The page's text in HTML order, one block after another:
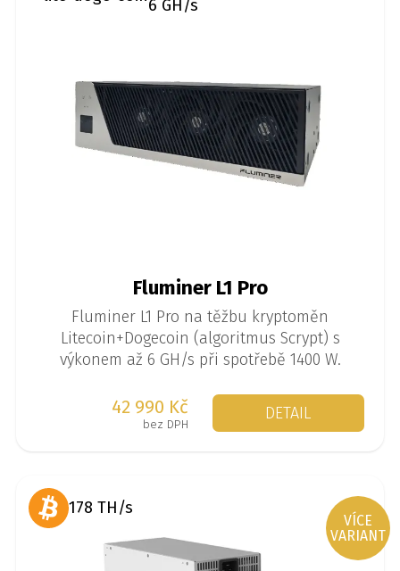
Fluminer L1 Pro
Fluminer L1 Pro na těžbu kryptoměn
Litecoin+Dogecoin (algoritmus Scrypt) s
výkonem až 6 GH/s při spotřebě 1400 W.
42 990 Kč
bez DPH
DETAIL
6 GH/s
VÍCE
VARIANT
178 TH/s